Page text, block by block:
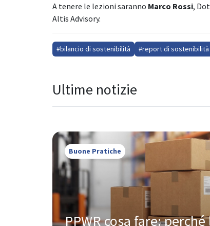
A tenere le lezioni saranno Marco Rossi,
Altis Advisory.
#bilancio di sostenibilità #report di sostenibilità
Ultime notizie
Buone Pratiche
PPWR cosa fare: perché